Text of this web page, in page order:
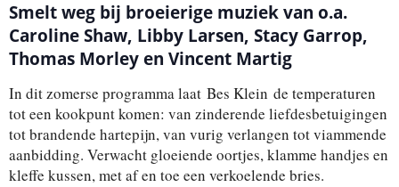
Smelt weg bij broeierige muziek van o.a.
Caroline Shaw, Libby Larsen, Stacy Garrop,
Thomas Morley en Vincent Martig
In dit zomerse programma laat Bes Klein de temperaturen
tot een kookpunt komen: van zinderende liefdesbetuigingen
tot brandende hartepijn, van vurig verlangen tot viammende
aanbidding. Verwacht gloeiende oortjes, klamme handjes en
kleffe kussen, met af en toe een verkoelende bries.